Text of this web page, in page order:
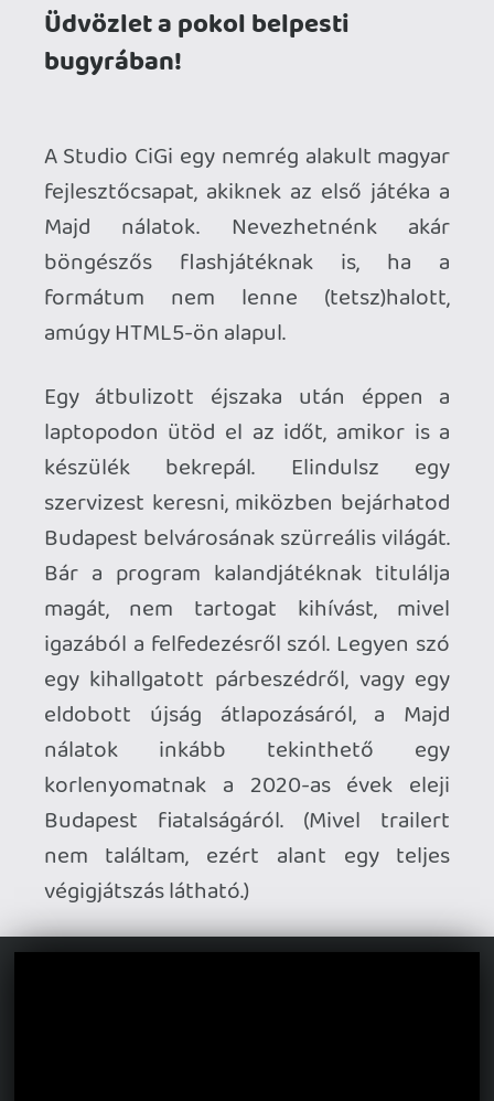
Egy átbulizott éjszaka után éppen a
laptopodon ütöd el az időt, amikor is a
készülék bekrepál. Elindulsz egy
Bár a program kalandjátéknak titulálja
magát, nem tartogat kihívást, mivel
igazából a felfedezésről szól. Legyen szó
egy kihallgatott párbeszédről, vagy egy
eldobott újság átlapozásáról, a Majd
nálatok inkább tekinthető egy
korlenyomatnak a 2020-as évek eleji
Budapest fiatalságáról. (Mivel trailert
végigjátszás látható.)
A nézőpont engem a The Sims által
használt izometrikus perspektívára
emlékeztetett, persze rajzolt 3D helyett
valós fényképekből összevágott
grafikával. Magadat soha nem látod,
csupán a környezetedet, ez kicsit segíti is
a beleélésben. A használható elemeket a
program a kurzor rávitelekor fényárba
úsztatja, ám amíg a tárgyakat
párbeszédeket csupán egyszer játssza le.